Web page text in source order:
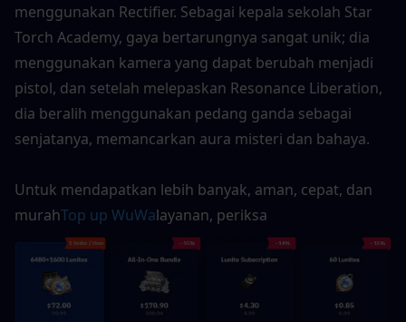
menggunakan Rectifier. Sebagai kepala sekolah Star
Torch Academy, gaya bertarungnya sangat unik; dia
menggunakan kamera yang dapat berubah menjadi
pistol, dan setelah melepaskan Resonance Liberation,
dia beralih menggunakan pedang ganda sebagai
senjatanya, memancarkan aura misteri dan bahaya.
Untuk mendapatkan lebih banyak, aman, cepat, dan
murahTop up WuWalayanan, periksa